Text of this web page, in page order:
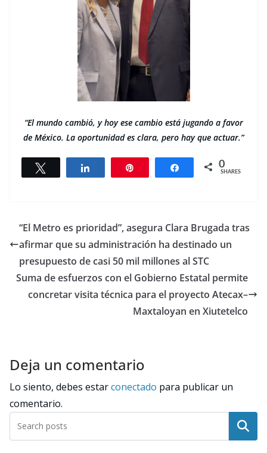
“El mundo cambió, y hoy ese cambio está jugando a favor
de México. La oportunidad es clara, pero hay que actuar.”
Share 0
SHARES
“El Metro es prioridad”, asegura Clara Brugada tras
afirmar que su administración ha destinado un
presupuesto de casi 50 mil millones al STC
Suma de esfuerzos con el Gobierno Estatal permite
concretar visita técnica para el proyecto Atecax–
Maxtaloyan en Xiutetelco
Deja un comentario
Lo siento, debes estarconectado para publicar un
comentario.
Buscar